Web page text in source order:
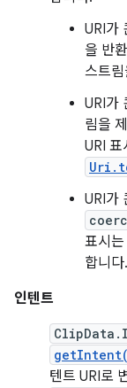
URI가
을 반
스트
URI가
림을
URI
URI가
표시는
합니다.
인텐트
텐트 URI로